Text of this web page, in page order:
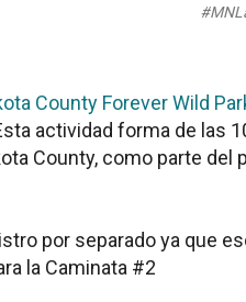
County Forever Wild
actividad forma de las
County, como parte del
por separado ya que
la Caminata #2